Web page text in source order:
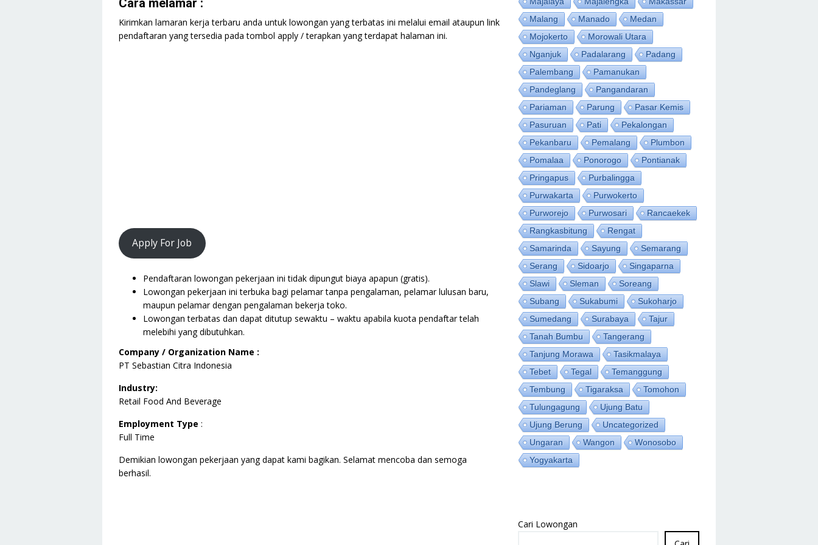
Kirimkan lamaran kerja terbaru anda untuk lowongan yang terbatas ini melalui email ataupun link
pendaftaran yang tersedia pada tombol apply / terapkan yang terdapat halaman ini.
Apply For Job
Pendaftaran lowongan pekerjaan ini tidak dipungut biaya apapun (gratis).
Lowongan pekerjaan ini terbuka bagi pelamar tanpa pengalaman, pelamar lulusan baru,
maupun pelamar dengan pengalaman bekerja toko.
Lowongan terbatas dan dapat ditutup sewaktu – waktu apabila kuota pendaftar telah
melebihi yang dibutuhkan.
Company / Organization Name :
PT Sebastian Citra Indonesia
Industry:
Retail Food And Beverage
Employment Type :
Full Time
Demikian lowongan pekerjaan yang dapat kami bagikan. Selamat mencoba dan semoga
berhasil.
Malang
Manado
Medan
Mojokerto
Morowali Utara
Nganjuk
Padalarang
Padang
Palembang
Pamanukan
Pandeglang
Pangandaran
Pariaman
Parung
Pasar Kemis
Pasuruan
Pati
Pekalongan
Pekanbaru
Pemalang
Plumbon
Pomalaa
Ponorogo
Pontianak
Pringapus
Purbalingga
Purwakarta
Purwokerto
Purworejo
Purwosari
Rancaekek
Rangkasbitung
Rengat
Samarinda
Sayung
Semarang
Serang
Sidoarjo
Singaparna
Slawi
Sleman
Soreang
Subang
Sukabumi
Sukoharjo
Sumedang
Surabaya
Tajur
Tanah Bumbu
Tangerang
Tanjung Morawa
Tasikmalaya
Tebet
Tegal
Temanggung
Tembung
Tigaraksa
Tomohon
Tulungagung
Ujung Batu
Ujung Berung
Uncategorized
Ungaran
Wangon
Wonosobo
Yogyakarta
Cari Lowongan